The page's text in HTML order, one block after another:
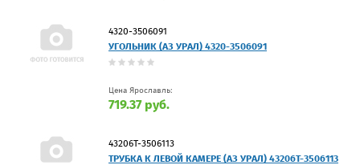
4320-3506091
УГОЛЬНИК (АЗ УРАЛ) 4320-3506091
Цена Ярославль:
719.37 руб.
43206Т-3506113
ТРУБКА К ЛЕВОЙ КАМЕРЕ (АЗ УРАЛ) 43206Т-3506113